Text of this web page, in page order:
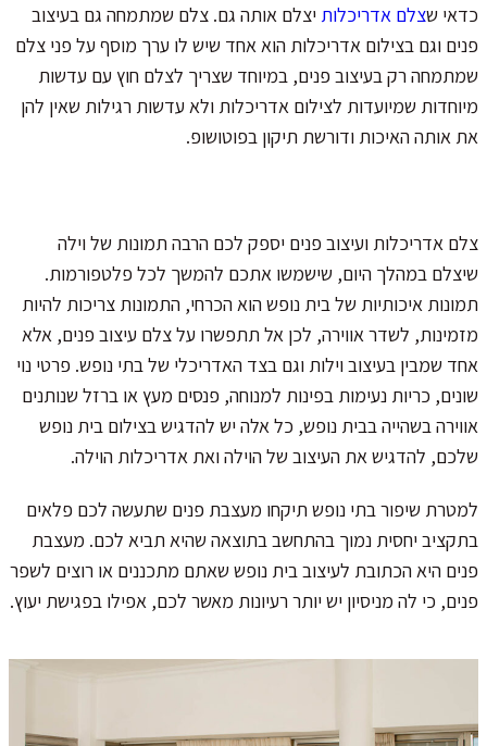
כדאי שצלם אדריכלות יצלם אותה גם. צלם שמתמחה גם בעיצוב
פנים וגם בצילום אדריכלות הוא אחד שיש לו ערך מוסף על פני צלם
שמתמחה רק בעיצוב פנים, במיוחד שצריך לצלם חוץ עם עדשות
מיוחדות שמיועדות לצילום אדריכלות ולא עדשות רגילות שאין להן
את אותה האיכות ודורשת תיקון בפוטושופ.
צלם אדריכלות ועיצוב פנים יספק לכם הרבה תמונות של וילה
שיצלם במהלך היום, שישמשו אתכם להמשך לכל פלטפורמות.
תמונות איכותיות של בית נופש הוא הכרחי, התמונות צריכות להיות
מזמינות, לשדר אווירה, לכן אל תתפשרו על צלם עיצוב פנים, אלא
אחד שמבין בעיצוב וילות וגם בצד האדריכלי של בתי נופש. פרטי נוי
שונים, כריות נעימות בפינות למנוחה, פנסים מעץ או ברזל שנותנים
אווירה בשהייה בבית נופש, כל אלה יש להדגיש בצילום בית נופש
שלכם, להדגיש את העיצוב של הוילה ואת אדריכלות הוילה.
למטרת שיפור בתי נופש תיקחו מעצבת פנים שתעשה לכם פלאים
בתקציב יחסית נמוך בהתחשב בתוצאה שהיא תביא לכם. מעצבת
פנים היא הכתובת לעיצוב בית נופש שאתם מתכננים או רוצים לשפר
פנים, כי לה מניסיון יש יותר רעיונות מאשר לכם, אפילו בפגישת יעוץ.